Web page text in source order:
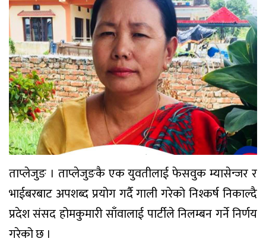
ताप्लेजुङ । ताप्लेजुङकै एक युवतीलाई फेसवुक म्यासेन्जर र
भाईबरबाट अपशब्द प्रयोग गर्दै गाली गरेको निश्कर्ष निकाल्दै
प्रदेश संसद होमकुमारी साँवालाई पार्टीले निलम्बन गर्ने निर्णय
गरेको छ ।